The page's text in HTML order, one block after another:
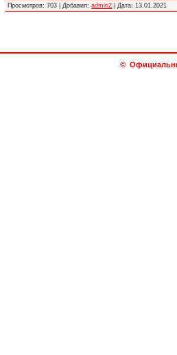
Просмотров: 703 Добавил: admin2 Дата: 13.01.2021
©